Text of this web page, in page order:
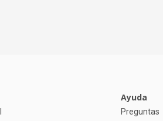
Ayuda
Preguntas